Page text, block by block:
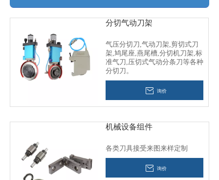
分切气动刀架
气压分切刀,气动刀架,剪切式刀
架,鸠尾座,燕尾槽,分切机刀架,标
准气刀,压切式气动分条刀等各种
分切刀。
询价
机械设备组件
各类刀具接受来图来样定制
询价